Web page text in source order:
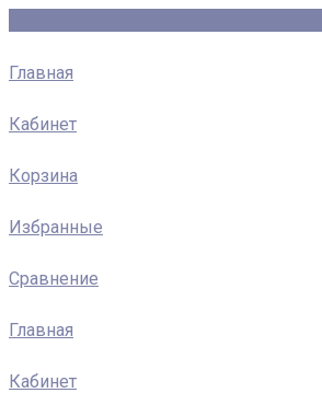
Главная
Кабинет
Корзина
Избранные
Сравнение
Главная
Кабинет